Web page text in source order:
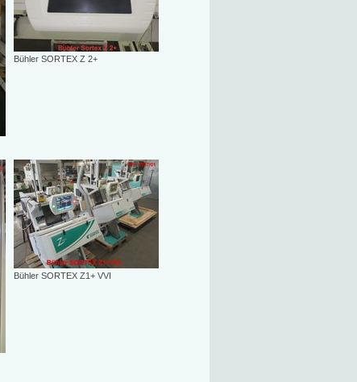
Bühler SORTEX Z 2+
Bühler SORTEX Z1+ VVI